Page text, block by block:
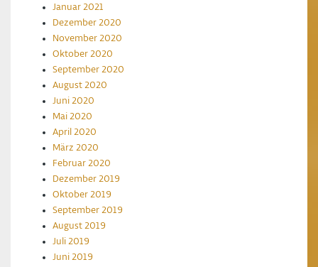
Januar 2021
Dezember 2020
November 2020
Oktober 2020
September 2020
August 2020
Juni 2020
Mai 2020
April 2020
März 2020
Februar 2020
Dezember 2019
Oktober 2019
September 2019
August 2019
Juli 2019
Juni 2019